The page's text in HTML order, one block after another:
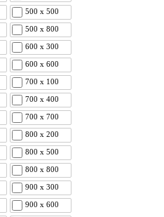
500 x 500
500 x 800
600 x 300
600 x 600
700 x 100
700 x 400
700 x 700
800 x 200
800 x 500
800 x 800
900 x 300
900 x 600